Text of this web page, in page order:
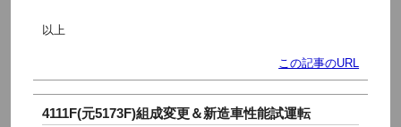
以上
この記事のURL
4111F(元5173F)組成変更＆新造車性能試運転